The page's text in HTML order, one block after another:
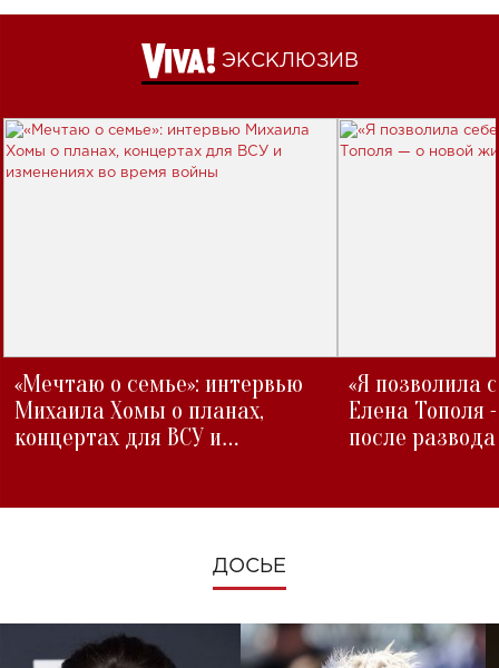
ЭКСКЛЮЗИВ
«Мечтаю о семье»: интервью
Михаила Хомы о планах,
концертах для ВСУ и
«Я позволила
Елена Тополя
после развода
ДОСЬЕ